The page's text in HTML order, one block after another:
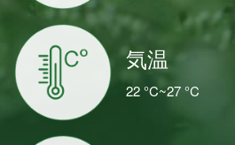
気温
22 °C~27 °C